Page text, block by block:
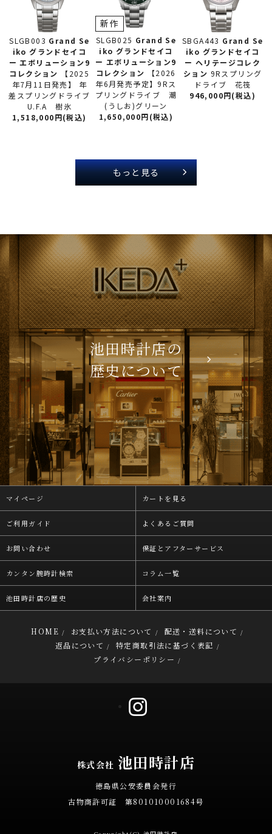
SLGB003 Grand Se
iko グランドセイコ
ー エボリューション9
コレクション
【2025
年7月11日発売】 年
差スプリングドライブ
U.F.A 樹氷
1,518,000円(税込)
SLGB025 Grand Se
iko グランドセイコ
ー エボリューション9
コレクション
【2026
年6月発売予定】9Rス
プリングドライブ 潮
(うしお)グリーン
新作
1,650,000円(税込)
SBGA443 Grand Se
iko グランドセイコ
ー ヘリテージコレク
ション 9Rスプリング
ドライブ 花筏
946,000円(税込)
もっと見る
池田時計店の
歴史について
マイページ カートを見る
ご利用ガイド よくあるご質問
お問い合わせ 保証とアフターサービス
カンタン腕時計検索 コラム一覧
池田時計店の歴史 会社案内
HOME / お支払い方法について / 配送・送料について /
返品について / 特定商取引法に基づく表記 /
プライバシーポリシー /
株式会社 池田時計店
徳島県公安委員会発行
古物商許可証 第801010001684号